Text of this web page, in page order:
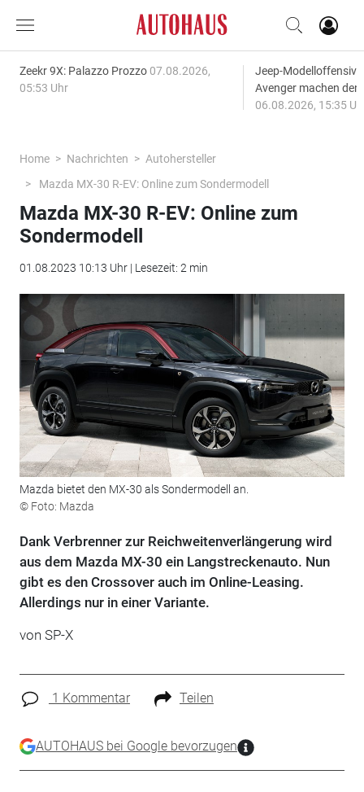
Zeekr 9X: Palazzo Prozzo 07.08.2026,
05:53 Uhr
Jeep-
Avenger machen
06.08.2026, 15:35
Home Nachrichten
Autohersteller
Mazda MX-30 R-EV: Online zum Sondermodell
Mazda MX-30 R-EV: Online zum
Sondermodell
01.08.2023 10:13 Uhr | Lesezeit: 2 min
Mazda bietet den MX-30 als Sondermodell an.
© Foto: Mazda
Dank Verbrenner zur Reichweitenverlängerung wird
aus dem Mazda MX-30 ein Langstreckenauto. Nun
gibt es den Crossover auch im Online-Leasing.
Allerdings nur in einer Variante.
von SP-X
1 Kommentar Teilen
AUTOHAUS bei Google bevorzugen